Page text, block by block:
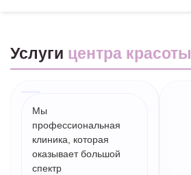
Услуги центра красоты
Мы
профессиональная
клиника, которая
оказывает большой
спектр